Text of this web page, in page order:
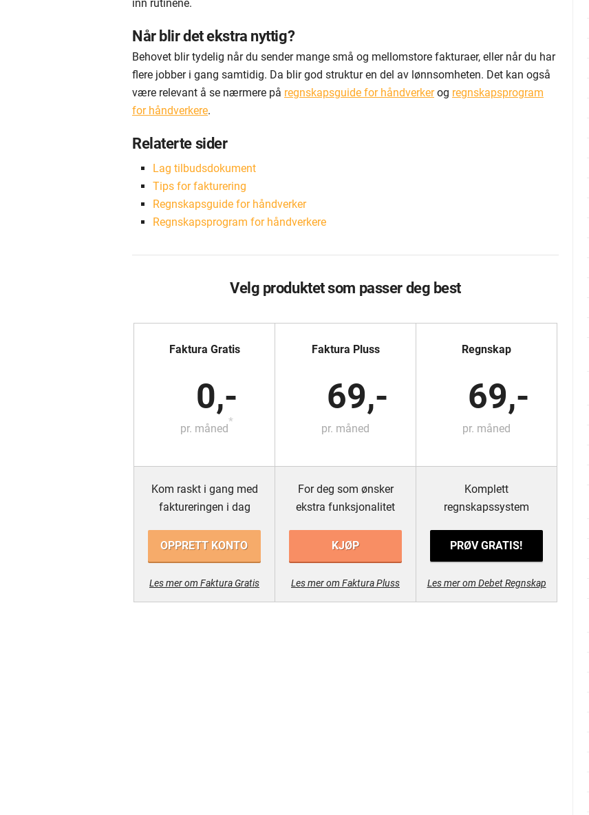
inn rutinene.
Når blir det ekstra nyttig?
Behovet blir tydelig når du sender mange små og mellomstore fakturaer, eller når du har
flere jobber i gang samtidig. Da blir god struktur en del av lønnsomheten. Det kan også
være relevant å se nærmere på regnskapsguide for håndverkerog regnskapsprogram
for håndverkere.
Relaterte sider
Lag tilbudsdokument
Tips for fakturering
Regnskapsguide for håndverker
Regnskapsprogram for håndverkere
Velg produktet som passer deg best
Faktura Gratis
0,-
pr. måned
*
Kom raskt i gang med
faktureringen i dag
OPPRETT KONTO
Les mer om Faktura Gratis
Faktura Pluss
69,-
pr. måned
For deg som ønsker
ekstra funksjonalitet
KJØP
Les mer om Faktura Pluss
Regnskap
69,-
pr. måned
Komplett
regnskapssystem
PRØV GRATIS!
Les mer om Debet Regnskap